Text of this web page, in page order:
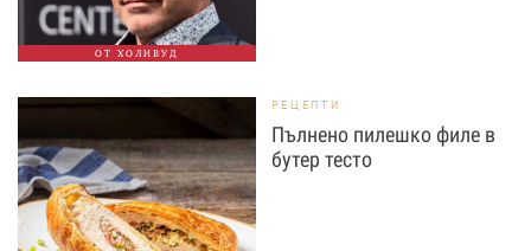
ОТ ХОЛИВУД
РЕЦЕПТИ
Пълнено пилешко филе в
бутер тесто